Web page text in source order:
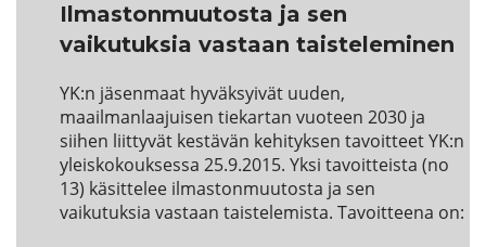
Ilmastonmuutosta ja sen
vaikutuksia vastaan taisteleminen
YK:n jäsenmaat hyväksyivät uuden,
maailmanlaajuisen tiekartan vuoteen 2030 ja
siihen liittyvät kestävän kehityksen tavoitteet YK:n
yleiskokouksessa 25.9.2015. Yksi tavoitteista (no
13) käsittelee ilmastonmuutosta ja sen
vaikutuksia vastaan taistelemista. Tavoitteena on: